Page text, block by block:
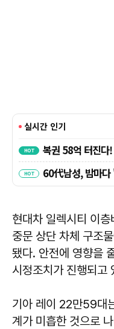
현대차 일렉시티 이
중문 상단 차체 구조
됐다. 안전에 영향을
시정조치가 진행되고
기아 레이 22만59대
계가 미흡한 것으로